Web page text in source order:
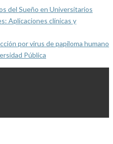
del Sueño en Universitarios
Aplicaciones clínicas y
por virus de papiloma humano
Pública